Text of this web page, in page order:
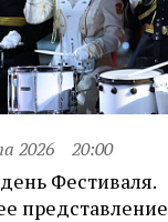
2026 20:00
Фестиваля.
представление